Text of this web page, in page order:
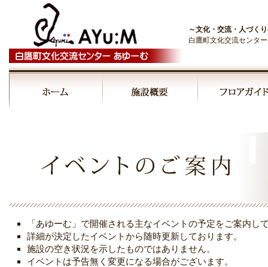
～文化・交流・人づく
白鷹町文化交流センタ
「あゆーむ」で開催される主なイベントの予定をご案内し
詳細が決定したイベントから随時更新しております。
施設の空き状況を示したものではありません。
イベントは予告無く変更になる場合がございます。
03:00
04:00